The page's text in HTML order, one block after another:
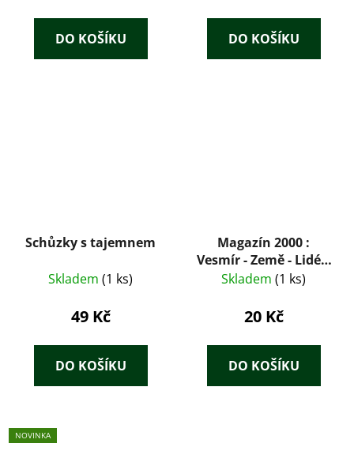
DO KOŠÍKU DO KOŠÍKU
Schůzky s tajemnem
Skladem (1 ks)
49 Kč
DO KOŠÍKU
Magazín 2000 :
Vesmír - Země - Lidé 4
/ 95
Skladem (1 ks)
20 Kč
DO KOŠÍKU
NOVINKA